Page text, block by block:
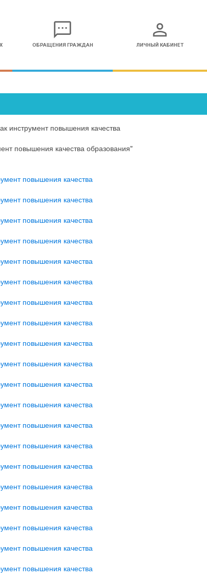
sms
ОБРАЩЕНИЯ ГРАЖДАН
person
ЛИЧНЫЙ КАБИНЕТ
инструмент повышения качества
повышения качества образования"